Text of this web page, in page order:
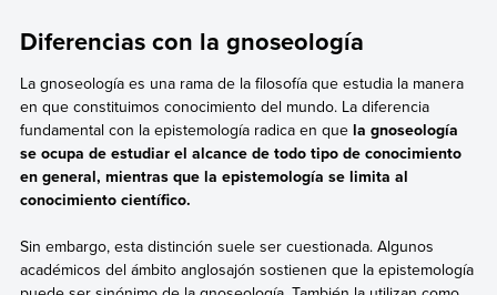
Diferencias con la gnoseología
La gnoseología es una rama de la filosofía que estudia la manera
en que constituimos conocimiento del mundo. La diferencia
fundamental con la epistemología radica en que la gnoseología
se ocupa de estudiar el alcance de todo tipo de conocimiento
en general, mientras que la epistemología se limita al
conocimiento científico.
Sin embargo, esta distinción suele ser cuestionada. Algunos
académicos del ámbito anglosajón sostienen que la epistemología